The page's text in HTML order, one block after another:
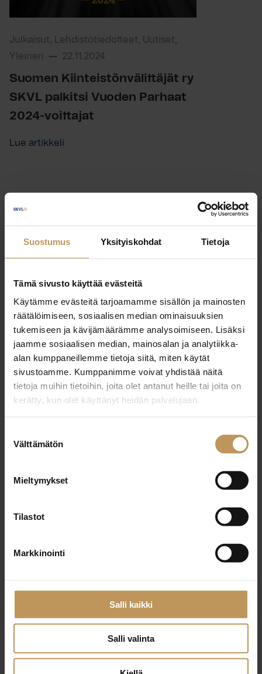
Suostumus Yksityiskohdat Tietoja
Tämä sivusto käyttää evästeitä
Käytämme evästeitä tarjoamamme sisällön ja mainosten
räätälöimiseen, sosiaalisen median ominaisuuksien
tukemiseen ja kävijämäärämme analysoimiseen. Lisäksi
jaamme sosiaalisen median, mainosalan ja analytiikka-
alan kumppaneillemme tietoja siitä, miten käytät
sivustoamme. Kumppanimme voivat yhdistää näitä
tietoja muihin tietoihin, joita olet antanut heille tai joita on
kerätty, kun olet käyttänyt heidän palvelujaan.
valinta
Välttämätön
Mieltymykset
Tilastot
Markkinointi
Salli kaikki
Salli valinta
Julkaisut, Lehdistötiedotteet, Uutiset,
Yleinen
22.11.2024
Suomen Kiinteistönvälittäjät ry
SKVL palkitsi Vuoden Parhaat
2024-voittajat
Lue artikkeli
Julkaisut, Lehdistötiedotteet, Uutiset,
Yleinen
16.10.2024
Suomen Kiinteistönvälittäjät ry
SKVL on julkistanut Vuoden